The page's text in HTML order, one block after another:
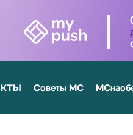
Советы МС